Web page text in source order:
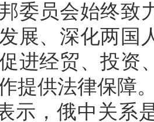
委员会始终致
展、深化两国
进经贸、投资
提供法律保障
示，俄中关系